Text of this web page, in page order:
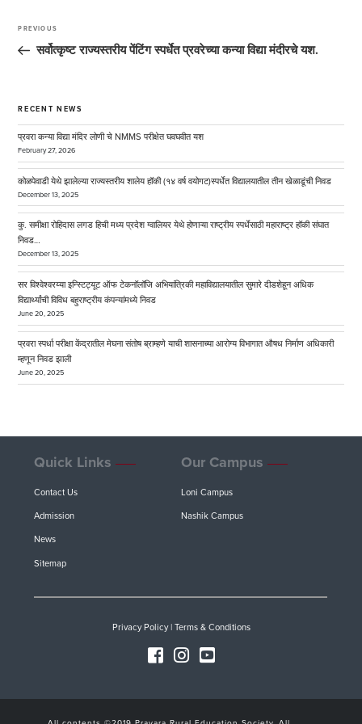
navigation
Previous
Post
PREVIOUS
सर्वोत्कृष्ट राज्यस्तरीय पेंटिंग स्पर्धेत प्रवरेच्या कन्या विद्या मंदीरचे यश.
RECENT NEWS
प्रवरा कन्या विद्या मंदिर लोणी चे NMMS परीक्षेत घवघवीत यश
February 27, 2026
कोळपेवाडी येथे झालेल्या राज्यस्तरीय शालेय हॉकी (१४ वर्ष वयोगट)स्पर्धेत विद्यालयातील तीन खेळाडूंची निवड
December 13, 2025
कु. समीक्षा रोहिदास लगड हिची मध्य प्रदेश ग्वालियर येथे होणाऱ्या राष्ट्रीय स्पर्धेसाठी महाराष्ट्र हॉकी संघात
निवड…
December 13, 2025
सर विश्वेश्वरय्या इन्स्टिट्यूट ऑफ टेकनॉलॉजि अभियांत्रिकी महाविद्यालयातील सुमारे दीडशेहून अधिक
विद्यार्थ्यांची विविध बहुराष्ट्रीय कंपन्यांमध्ये निवड
June 20, 2025
प्रवरा स्पर्धा परीक्षा केंद्रातील मेघना संतोष ब्राम्हणे याची शासनाच्या आरोग्य विभागात औषध निर्माण अधिकारी
म्हणून निवड झाली
June 20, 2025
Quick Links
Contact Us
Admission
News
Sitemap
Our Campus
Loni Campus
Nashik Campus
Privacy Policy| Terms & Conditions